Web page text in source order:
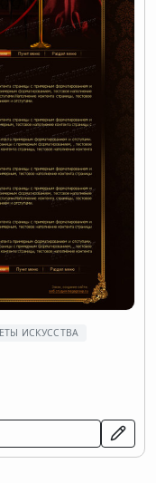
ИСКУССТВА